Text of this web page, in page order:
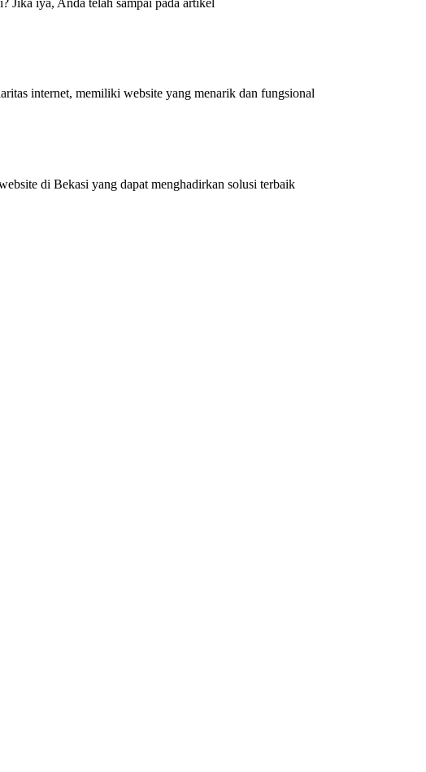
Jika iya, Anda telah sampai pada artikel
internet, memiliki website yang menarik dan fungsional
di Bekasi yang dapat menghadirkan solusi terbaik